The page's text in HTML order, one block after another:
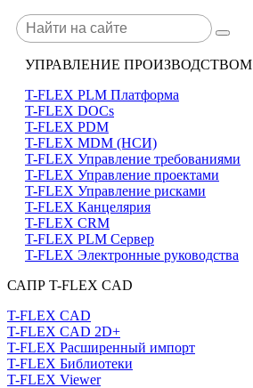
УПРАВЛЕНИЕ ПРОИЗВОДСТВОМ
T-FLEX PLM Платформа
T-FLEX DOCs
T-FLEX PDM
T-FLEX MDM (НСИ)
T-FLEX Управление требованиями
T-FLEX Управление проектами
T-FLEX Управление рисками
T-FLEX Канцелярия
T-FLEX CRM
T-FLEX PLM Сервер
T-FLEX Электронные руководства
САПР T-FLEX CAD
T-FLEX CAD
T-FLEX CAD 2D+
T-FLEX Расширенный импорт
T-FLEX Библиотеки
T-FLEX Viewer